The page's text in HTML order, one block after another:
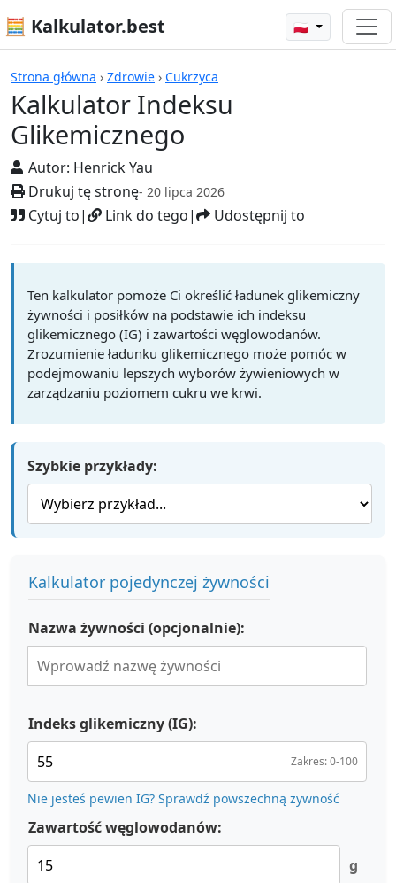
🧮 Kalkulator.best 🇵🇱
Strona główna › Zdrowie › Cukrzyca
Kalkulator Indeksu
Glikemicznego
Autor: Henrick Yau
Drukuj tę stronę- 20 lipca 2026
Cytuj to| Link do tego| Udostępnij to
Kalkulatory
Ten kalkulator pomoże Ci określić ładunek glikemiczny
żywności i posiłków na podstawie ich indeksu
glikemicznego (IG) i zawartości węglowodanów.
Zrozumienie ładunku glikemicznego może pomóc w
podejmowaniu lepszych wyborów żywieniowych w
zarządzaniu poziomem cukru we krwi.
Szybkie przykłady:
Kalkulator pojedynczej żywności
Nazwa żywności (opcjonalnie):
Indeks glikemiczny (IG):
Zakres: 0-100
Nie jesteś pewien IG? Sprawdź powszechną żywność
Zawartość węglowodanów:
g